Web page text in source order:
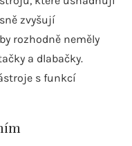
zvyšují
rozhodně neměly
a dlabačky.
s funkcí